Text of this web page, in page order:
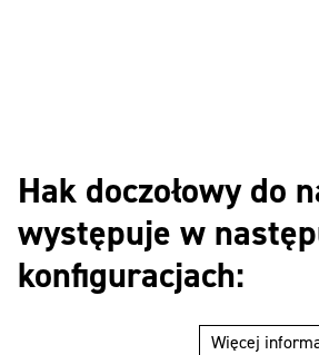
Hak doczołowy do
występuje w
konfiguracjach:
Więcej